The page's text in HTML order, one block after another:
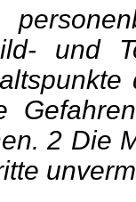
und
2 Die